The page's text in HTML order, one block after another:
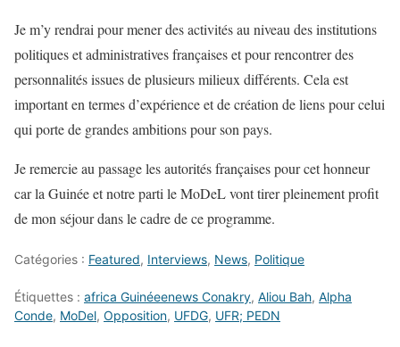
Je m’y rendrai pour mener des activités au niveau des institutions
politiques et administratives françaises et pour rencontrer des
personnalités issues de plusieurs milieux différents. Cela est
important en termes d’expérience et de création de liens pour celui
qui porte de grandes ambitions pour son pays.
Je remercie au passage les autorités françaises pour cet honneur
car la Guinée et notre parti le MoDeL vont tirer pleinement profit
de mon séjour dans le cadre de ce programme.
Catégories : Featured, Interviews, News, Politique
Étiquettes : africa Guinéeenews Conakry, Aliou Bah, Alpha
Conde, MoDel, Opposition, UFDG, UFR; PEDN